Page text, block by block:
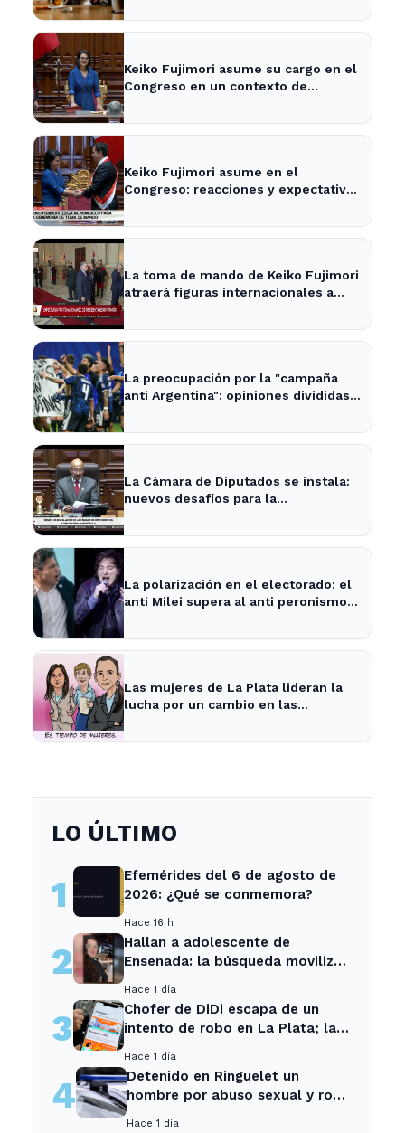
Keiko Fujimori asume su cargo en el
Congreso en un contexto de
Keiko Fujimori asume en el
Congreso: reacciones y expectativas
La toma de mando de Keiko Fujimori
atraerá figuras internacionales a
La preocupación por la "campaña
anti Argentina": opiniones divididas
La Cámara de Diputados se instala:
nuevos desafíos para la
La polarización en el electorado: el
anti Milei supera al anti peronismo
Las mujeres de La Plata lideran la
lucha por un cambio en las
LO ÚLTIMO
1
Efemérides del 6 de agosto de
2026: ¿Qué se conmemora?
Hace 16 h
2
Hallan a adolescente de
Ensenada: la búsqueda movilizó
Hace 1 día
3
Chofer de DiDi escapa de un
intento de robo en La Plata; la
Hace 1 día
4
Detenido en Ringuelet un
hombre por abuso sexual y robo
Hace 1 día